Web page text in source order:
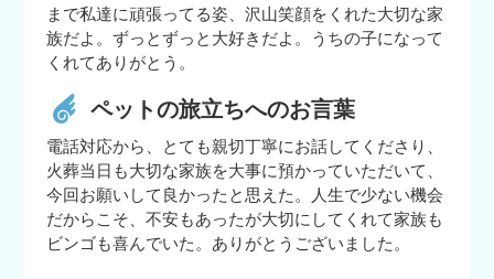
まで私達に頑張ってる姿、沢山笑顔をくれた大切な家
族だよ。ずっとずっと大好きだよ。うちの子になって
くれてありがとう。
ペットの旅立ちへのお言葉
電話対応から、とても親切丁寧にお話してくださり、
火葬当日も大切な家族を大事に預かっていただいて、
今回お願いして良かったと思えた。人生で少ない機会
だからこそ、不安もあったが大切にしてくれて家族も
ビンゴも喜んでいた。ありがとうございました。